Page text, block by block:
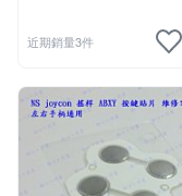
近期銷量3件